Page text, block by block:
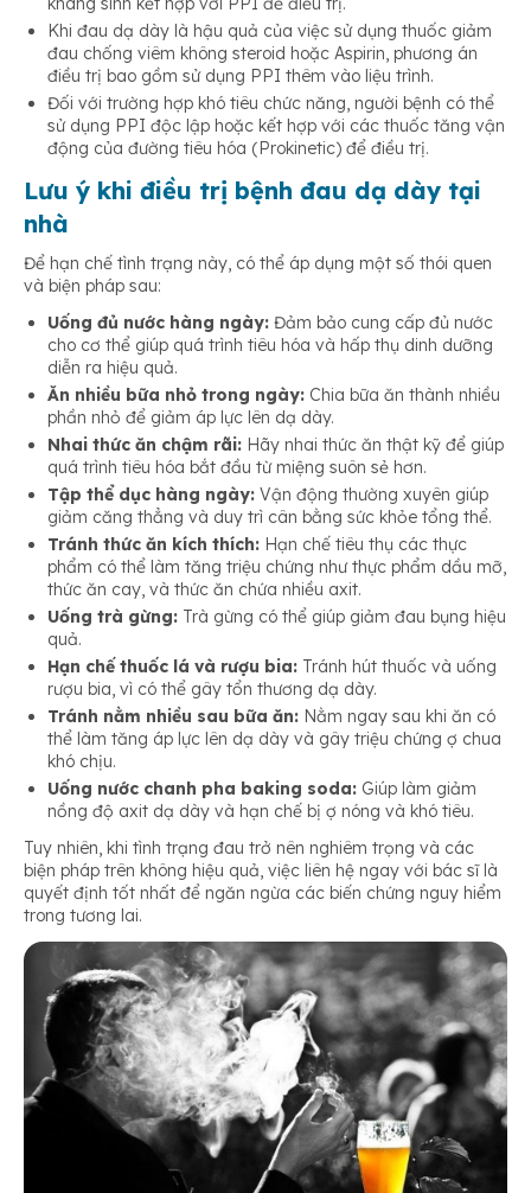
Khi đau dạ dày là hậu quả của việc sử dụng thuốc giảm
đau chống viêm không steroid hoặc Aspirin, phương án
điều trị bao gồm sử dụng PPI thêm vào liệu trình.
Đối với trường hợp khó tiêu chức năng, người bệnh có thể
sử dụng PPI độc lập hoặc kết hợp với các thuốc tăng vận
động của đường tiêu hóa (Prokinetic) để điều trị.
Lưu ý khi điều trị bệnh đau dạ dày tại
nhà
Để hạn chế tình trạng này, có thể áp dụng một số thói quen
và biện pháp sau:
Uống đủ nước hàng ngày: Đảm bảo cung cấp đủ nước
cho cơ thể giúp quá trình tiêu hóa và hấp thụ dinh dưỡng
diễn ra hiệu quả.
Ăn nhiều bữa nhỏ trong ngày: Chia bữa ăn thành nhiều
phần nhỏ để giảm áp lực lên dạ dày.
Nhai thức ăn chậm rãi: Hãy nhai thức ăn thật kỹ để giúp
quá trình tiêu hóa bắt đầu từ miệng suôn sẻ hơn.
Tập thể dục hàng ngày: Vận động thường xuyên giúp
giảm căng thẳng và duy trì cân bằng sức khỏe tổng thể.
Tránh thức ăn kích thích: Hạn chế tiêu thụ các thực
phẩm có thể làm tăng triệu chứng như thực phẩm dầu mỡ,
thức ăn cay, và thức ăn chứa nhiều axit.
Uống trà gừng: Trà gừng có thể giúp giảm đau bụng hiệu
quả.
Hạn chế thuốc lá và rượu bia: Tránh hút thuốc và uống
rượu bia, vì có thể gây tổn thương dạ dày.
Tránh nằm nhiều sau bữa ăn: Nằm ngay sau khi ăn có
thể làm tăng áp lực lên dạ dày và gây triệu chứng ợ chua
khó chịu.
Uống nước chanh pha baking soda: Giúp làm giảm
nồng độ axit dạ dày và hạn chế bị ợ nóng và khó tiêu.
Tuy nhiên, khi tình trạng đau trở nên nghiêm trọng và các
biện pháp trên không hiệu quả, việc liên hệ ngay với bác sĩ là
quyết định tốt nhất để ngăn ngừa các biến chứng nguy hiểm
trong tương lai.